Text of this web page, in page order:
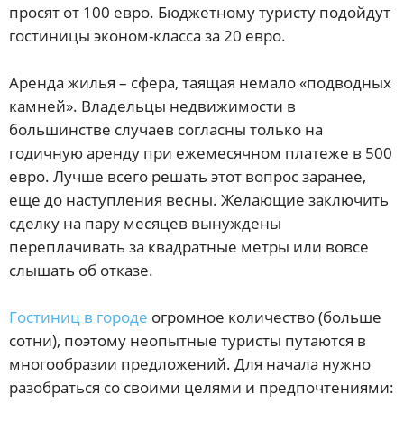
просят от 100 евро. Бюджетному туристу подойдут
гостиницы эконом-класса за 20 евро.
Аренда жилья – сфера, таящая немало «подводных
камней». Владельцы недвижимости в
большинстве случаев согласны только на
годичную аренду при ежемесячном платеже в 500
евро. Лучше всего решать этот вопрос заранее,
еще до наступления весны. Желающие заключить
сделку на пару месяцев вынуждены
переплачивать за квадратные метры или вовсе
слышать об отказе.
Гостиниц в городе огромное количество (больше
сотни), поэтому неопытные туристы путаются в
многообразии предложений. Для начала нужно
разобраться со своими целями и предпочтениями: